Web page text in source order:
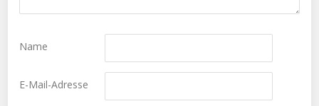
Name
E-Mail-Adresse